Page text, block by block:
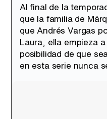
Al final de la
que la familia de
que Andrés Vargas
Laura, ella empieza
posibilidad de que
en esta serie nunca